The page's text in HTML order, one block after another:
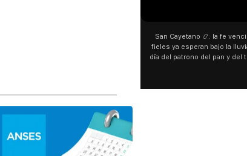
📿: la fe venció al agua y los
“Preferís la joda y yo
¿Indirecta para Luck Ra? La
"Te vi", su nueva
encontrar similitudes entre
declaraciones que hizo tras